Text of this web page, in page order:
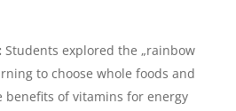
Students explored the „rainbow
to choose whole foods and
of vitamins for energy